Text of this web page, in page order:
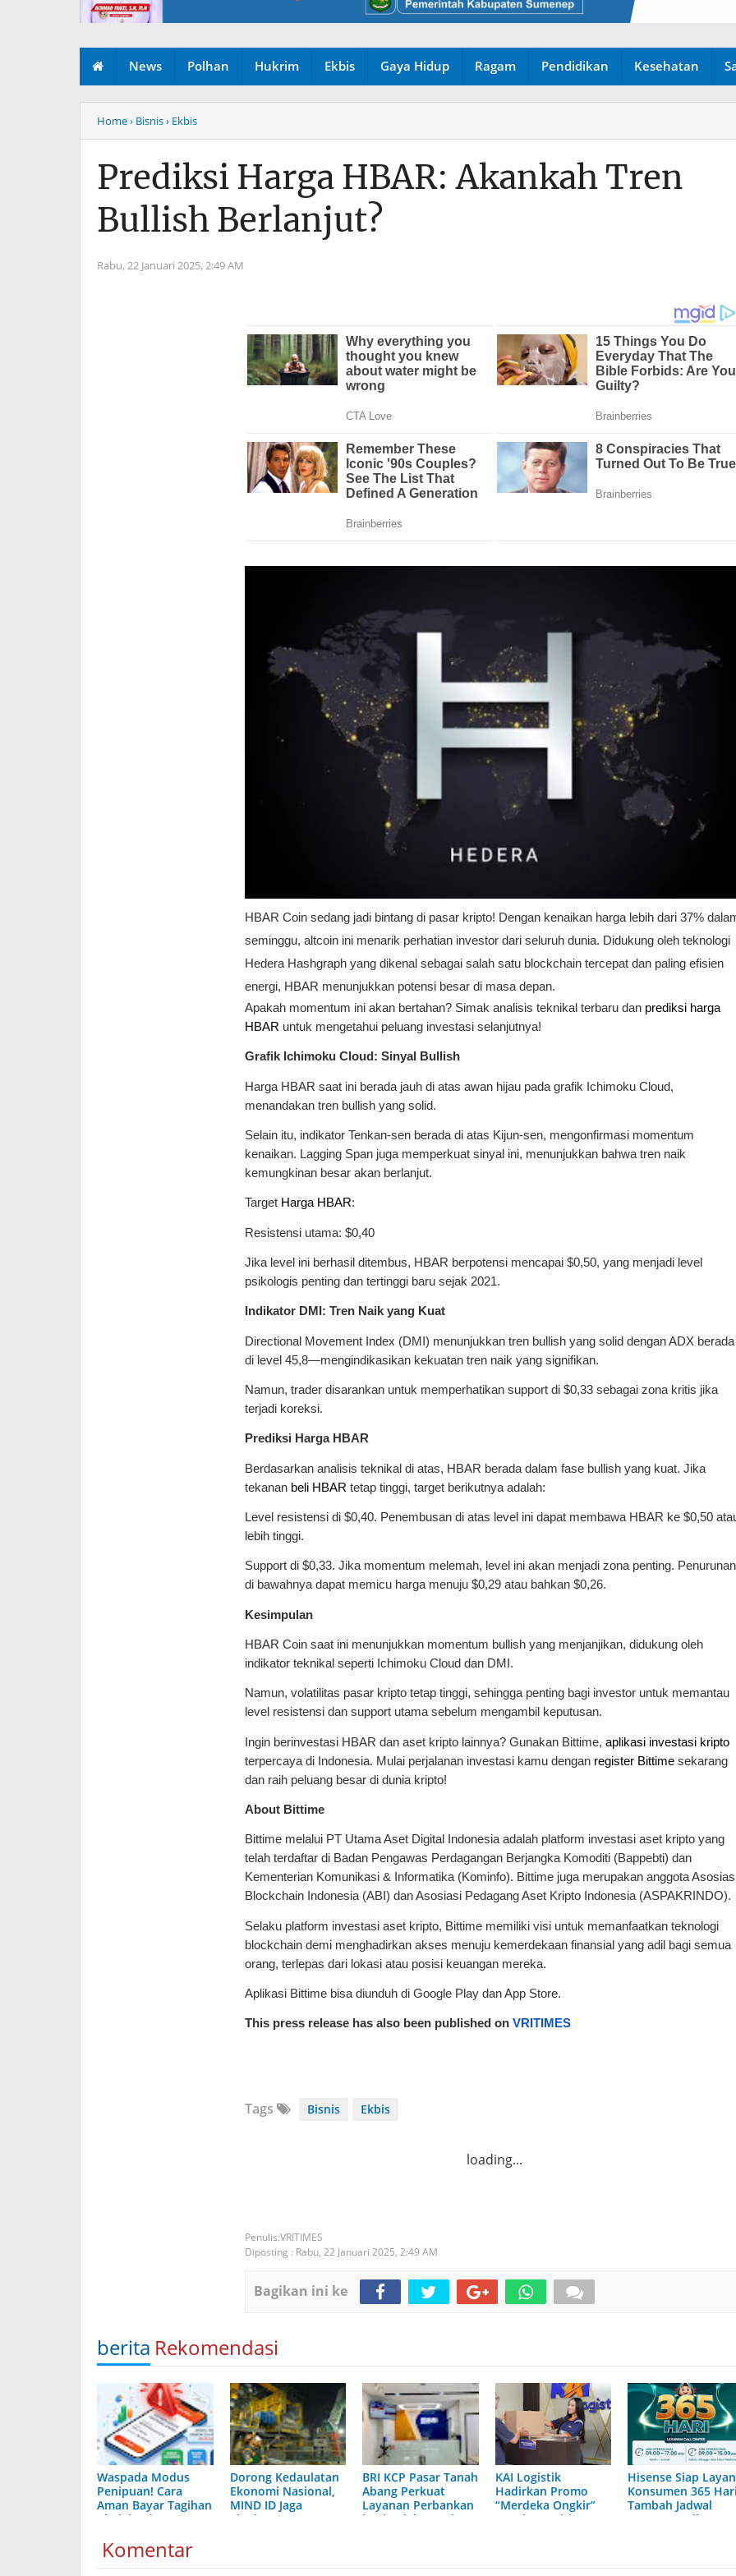
News Polhan Hukrim Ekbis Gaya Hidup Ragam Pendidikan Kesehatan
Home› Bisnis› Ekbis
Prediksi Harga HBAR: Akankah Tren
Bullish Berlanjut?
Rabu, 22 Januari 2025, 2:49 AM
HBAR Coin sedang jadi bintang di pasar kripto! Dengan kenaikan harga lebih dari 37%
seminggu, altcoin ini menarik perhatian investor dari seluruh dunia. Didukung oleh teknologi
Hedera Hashgraph yang dikenal sebagai salah satu blockchain tercepat dan paling efisien
energi, HBAR menunjukkan potensi besar di masa depan.
Apakah momentum ini akan bertahan? Simak analisis teknikal terbaru dan prediksi harga
HBAR untuk mengetahui peluang investasi selanjutnya!
Grafik Ichimoku Cloud: Sinyal Bullish
Harga HBAR saat ini berada jauh di atas awan hijau pada grafik Ichimoku Cloud,
menandakan tren bullish yang solid.
Selain itu, indikator Tenkan-sen berada di atas Kijun-sen, mengonfirmasi momentum
kenaikan. Lagging Span juga memperkuat sinyal ini, menunjukkan bahwa tren naik
kemungkinan besar akan berlanjut.
Target Harga HBAR:
Resistensi utama: $0,40
Jika level ini berhasil ditembus, HBAR berpotensi mencapai $0,50, yang menjadi level
psikologis penting dan tertinggi baru sejak 2021.
Indikator DMI: Tren Naik yang Kuat
Directional Movement Index (DMI) menunjukkan tren bullish yang solid dengan ADX berada
di level 45,8—mengindikasikan kekuatan tren naik yang signifikan.
Namun, trader disarankan untuk memperhatikan support di $0,33 sebagai zona kritis jika
terjadi koreksi.
Prediksi Harga HBAR
Berdasarkan analisis teknikal di atas, HBAR berada dalam fase bullish yang kuat. Jika
tekanan beli HBAR tetap tinggi, target berikutnya adalah:
Level resistensi di $0,40. Penembusan di atas level ini dapat membawa HBAR ke $0,50
lebih tinggi.
Support di $0,33. Jika momentum melemah, level ini akan menjadi zona penting. Penurunan
di bawahnya dapat memicu harga menuju $0,29 atau bahkan $0,26.
Kesimpulan
HBAR Coin saat ini menunjukkan momentum bullish yang menjanjikan, didukung oleh
indikator teknikal seperti Ichimoku Cloud dan DMI.
Namun, volatilitas pasar kripto tetap tinggi, sehingga penting bagi investor untuk memantau
level resistensi dan support utama sebelum mengambil keputusan.
Ingin berinvestasi HBAR dan aset kripto lainnya? Gunakan Bittime, aplikasi investasi kripto
terpercaya di Indonesia. Mulai perjalanan investasi kamu dengan register Bittime sekarang
dan raih peluang besar di dunia kripto!
About Bittime
Bittime melalui PT Utama Aset Digital Indonesia adalah platform investasi aset kripto yang
telah terdaftar di Badan Pengawas Perdagangan Berjangka Komoditi (Bappebti) dan
Kementerian Komunikasi & Informatika (Kominfo). Bittime juga merupakan anggota
Blockchain Indonesia (ABI) dan Asosiasi Pedagang Aset Kripto Indonesia (ASPAKRINDO).
Selaku platform investasi aset kripto, Bittime memiliki visi untuk memanfaatkan teknologi
blockchain demi menghadirkan akses menuju kemerdekaan finansial yang adil bagi semua
orang, terlepas dari lokasi atau posisi keuangan mereka.
Aplikasi Bittime bisa diunduh di Google Play dan App Store.
This press release has also been published on VRITIMES
Tags Bisnis Ekbis
loading...
VRITIMES
Diposting : Rabu, 22 Januari 2025, 2:49 AM
Bagikan ini ke
berita Rekomendasi
Waspada Modus
Penipuan! Cara
Aman Bayar Tagihan
Akulaku dan
via Virtual Account
Dorong Kedaulatan
Ekonomi Nasional,
MIND ID Jaga
Tingkat 90%
BRI KCP Pasar Tanah
Abang Perkuat
Layanan Perbankan
bagi Pelaku Usaha
KAI Logistik
Hadirkan Promo
“Merdeka Ongkir”
untuk Pengiriman
Hisense Siap
Konsumen 365
Tambah Jadwal
Layanan Call
Komentar